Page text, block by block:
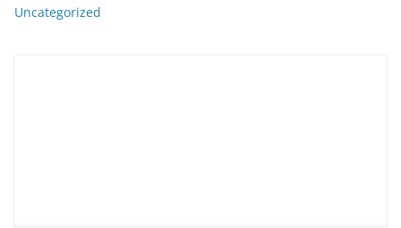
Uncategorized